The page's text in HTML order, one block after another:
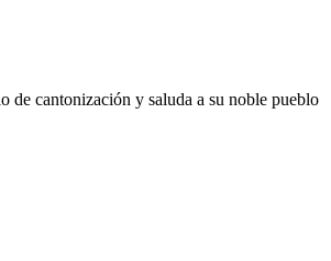
cantonización y saluda a su noble pueblo